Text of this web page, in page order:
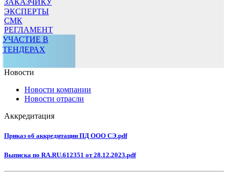
ЗАКАЗЧИКУ
ЭКСПЕРТЫ
СМК
РЕГЛАМЕНТ
УЧАСТИЕ В
ТЕНДЕРАХ
Новости
Новости компании
Новости отрасли
Аккредитация
Приказ об аккредитации ПД ООО СЭ.pdf
Выписка по RA.RU.612351 от 28.12.2023.pdf